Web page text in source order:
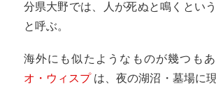
分県大野では、人が死ぬと鳴くとい
と呼ぶ。
海外にも似たようなものが幾つもあ
オ・ウィスプ は、夜の湖沼・墓場に